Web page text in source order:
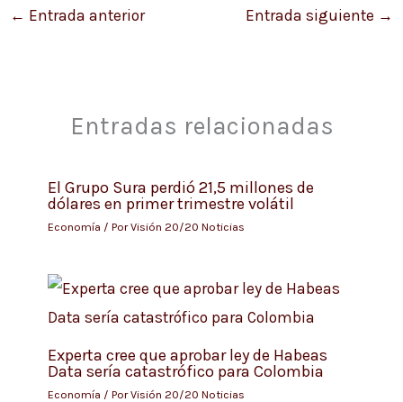
← Entrada anterior Entrada siguiente →
Entradas relacionadas
El Grupo Sura perdió 21,5 millones de
dólares en primer trimestre volátil
Economía / PorVisión 20/20 Noticias
Experta cree que aprobar ley de Habeas
Data sería catastrófico para Colombia
Economía / PorVisión 20/20 Noticias